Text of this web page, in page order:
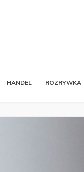
HANDEL ROZRYWKA